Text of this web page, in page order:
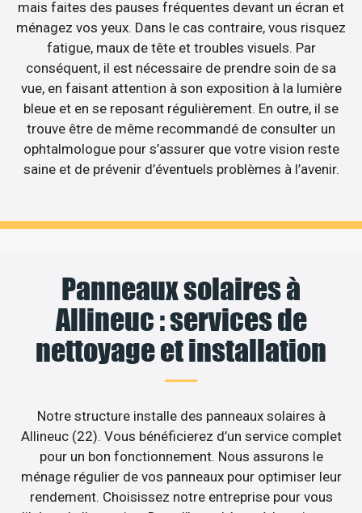
mais faites des pauses fréquentes devant un écran et
ménagez vos yeux. Dans le cas contraire, vous risquez
fatigue, maux de tête et troubles visuels. Par
conséquent, il est nécessaire de prendre soin de sa
vue, en faisant attention à son exposition à la lumière
bleue et en se reposant régulièrement. En outre, il se
trouve être de même recommandé de consulter un
ophtalmologue pour s’assurer que votre vision reste
saine et de prévenir d’éventuels problèmes à l’avenir.
Panneaux solaires à
Allineuc : services de
nettoyage et installation
Notre structure installe des panneaux solaires à
Allineuc (22). Vous bénéficierez d’un service complet
pour un bon fonctionnement. Nous assurons le
ménage régulier de vos panneaux pour optimiser leur
rendement. Choisissez notre entreprise pour vous